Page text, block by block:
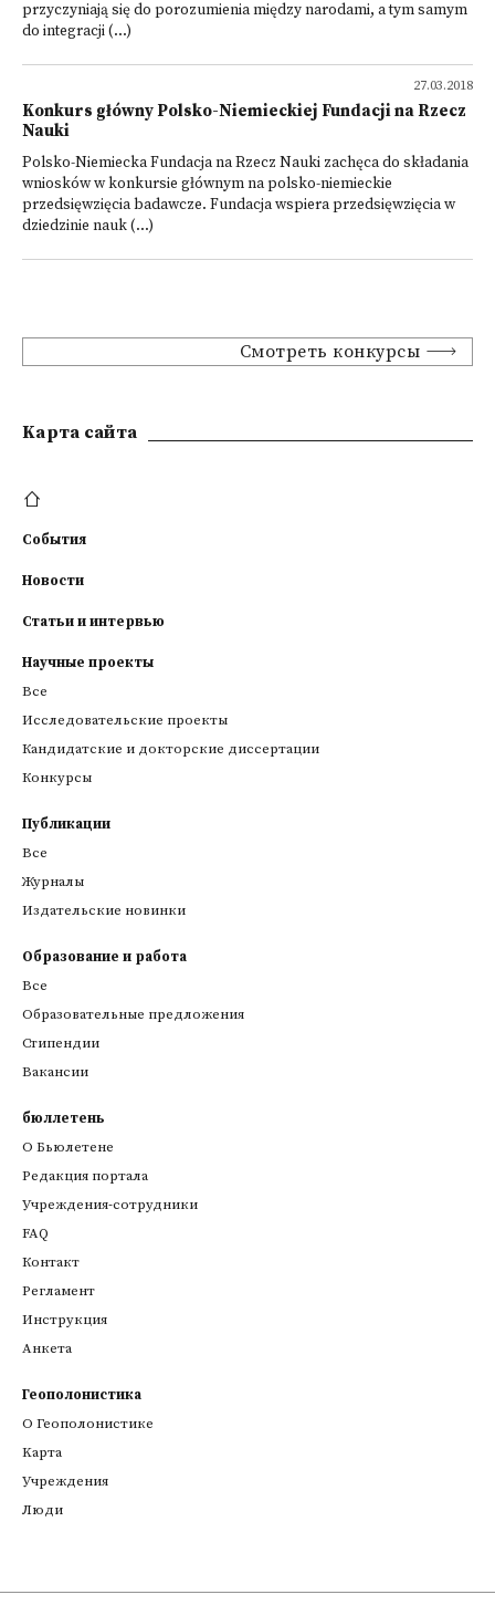
przyczyniają się do porozumienia między narodami, a tym samym
do integracji (...)
27.03.2018
Konkurs główny Polsko-Niemieckiej Fundacji na Rzecz
Nauki
Polsko-Niemiecka Fundacja na Rzecz Nauki zachęca do składania
wniosków w konkursie głównym na polsko-niemieckie
przedsięwzięcia badawcze. Fundacja wspiera przedsięwzięcia w
dziedzinie nauk (...)
Смотреть конкурсы
Kарта сайта
События
Новости
Статьи и интервью
Научные проекты
Все
Исследовательские проекты
Кандидатские и докторские диссертации
Конкурсы
Публикации
Все
Журналы
Издательские новинки
Образование и работа
Все
Образовательные предложения
Стипендии
Вакансии
бюллетень
О Бьюлетене
Редакция портала
Учреждения-сотрудники
FAQ
Контакт
Регламент
Инструкция
Анкета
Геополонистика
О Геополонистике
Kарта
Учреждения
Люди